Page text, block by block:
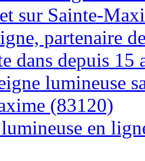
sur Sainte-
partenaire
dans depuis
lumineuse
(83120)
en